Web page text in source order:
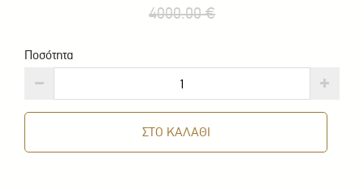
4000.00 €
Ποσότητα
ΣΤΟ ΚΑΛΑΘΙ